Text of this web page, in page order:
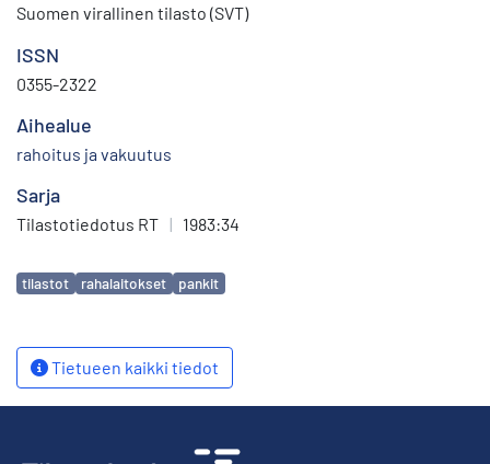
Suomen virallinen tilasto (SVT)
ISSN
0355-2322
Aihealue
rahoitus ja vakuutus
Sarja
Tilastotiedotus RT | 1983:34
Avainsanat
tilastot rahalaitokset pankit
Tietueen kaikki tiedot